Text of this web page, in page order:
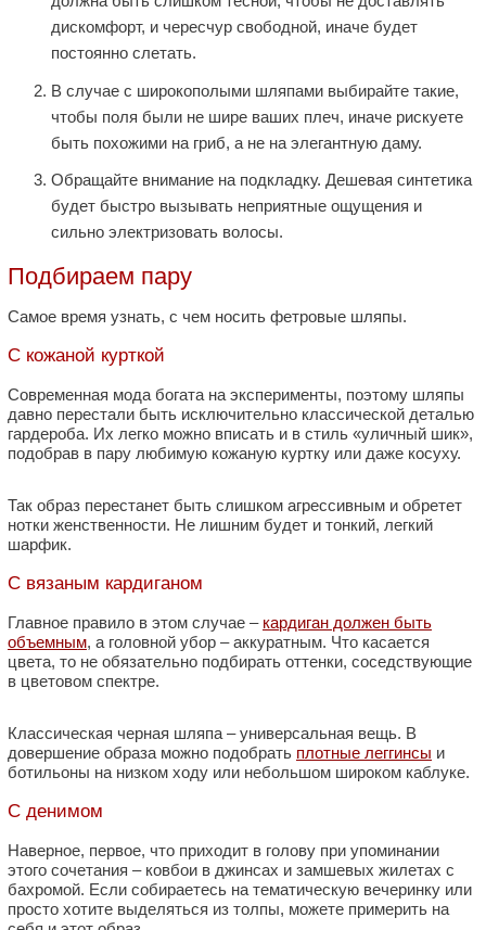
дискомфорт, и чересчур свободной, иначе будет
постоянно слетать.
В случае с широкополыми шляпами выбирайте такие,
чтобы поля были не шире ваших плеч, иначе рискуете
быть похожими на гриб, а не на элегантную даму.
Обращайте внимание на подкладку. Дешевая синтетика
будет быстро вызывать неприятные ощущения и
сильно электризовать волосы.
Подбираем пару
Самое время узнать, с чем носить фетровые шляпы.
С кожаной курткой
Современная мода богата на эксперименты, поэтому шляпы
давно перестали быть исключительно классической деталью
гардероба. Их легко можно вписать и в стиль «уличный шик»,
подобрав в пару любимую кожаную куртку или даже косуху.
Так образ перестанет быть слишком агрессивным и обретет
нотки женственности. Не лишним будет и тонкий, легкий
шарфик.
С вязаным кардиганом
Главное правило в этом случае – кардиган должен быть
объемным, а головной убор – аккуратным. Что касается
цвета, то не обязательно подбирать оттенки, соседствующие
в цветовом спектре.
Классическая черная шляпа – универсальная вещь. В
довершение образа можно подобрать плотные леггинсы и
ботильоны на низком ходу или небольшом широком каблуке.
С денимом
Наверное, первое, что приходит в голову при упоминании
этого сочетания – ковбои в джинсах и замшевых жилетах с
бахромой. Если собираетесь на тематическую вечеринку или
просто хотите выделяться из толпы, можете примерить на